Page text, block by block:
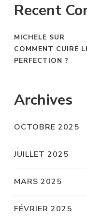
Recent
MICHELE SUR
COMMENT CUIRE
PERFECTION ?
Archives
OCTOBRE 2025
JUILLET 2025
MARS 2025
FÉVRIER 2025